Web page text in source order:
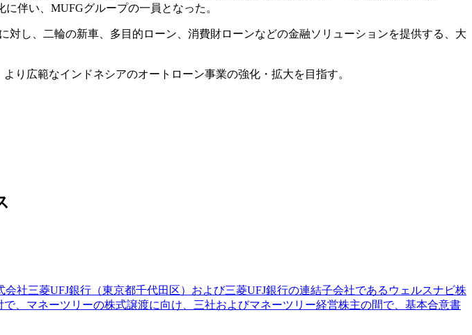
伴い、MUFGグループの一員となった。
対し、二輪の新車、多目的ローン、消費財ローンなどの金融ソリューションを提供する、大
り広範なインドネシアのオートローン事業の強化・拡大を目指す。
社三菱UFJ銀行（東京都千代田区）および三菱UFJ銀行の連結子会社であるウェルスナビ株
、マネーツリーの株式譲渡に向け、三社およびマネーツリー経営株主の間で、基本合意書